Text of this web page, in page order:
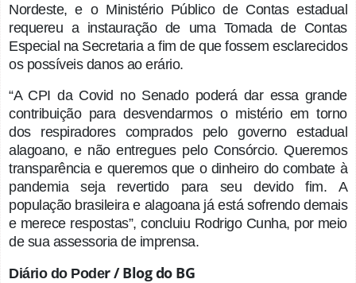
Nordeste, e o Ministério Público de Contas estadual
requereu a instauração de uma Tomada de Contas
Especial na Secretaria a fim de que fossem esclarecidos
os possíveis danos ao erário.
“A CPI da Covid no Senado poderá dar essa grande
contribuição para desvendarmos o mistério em torno
dos respiradores comprados pelo governo estadual
alagoano, e não entregues pelo Consórcio. Queremos
transparência e queremos que o dinheiro do combate à
pandemia seja revertido para seu devido fim. A
população brasileira e alagoana já está sofrendo demais
e merece respostas”, concluiu Rodrigo Cunha, por meio
de sua assessoria de imprensa.
Diário do Poder / Blog do BG